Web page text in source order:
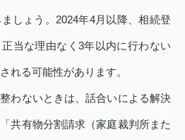
しょう。2024年4月以降、相続登
当な理由なく3年以内に行わない
れる可能性があります。
わないときは、話合いによる解決
共有物分割請求（家庭裁判所また